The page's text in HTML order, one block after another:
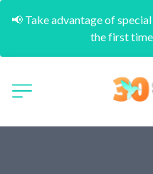
📢 Take advantage of
the first